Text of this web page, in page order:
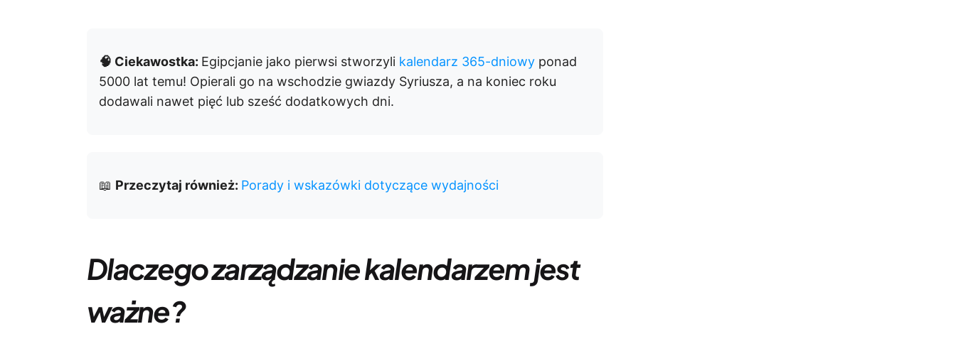
🧠 Ciekawostka: Egipcjanie jako pierwsi stworzyli kalendarz 365-dniowy ponad
5000 lat temu! Opierali go na wschodzie gwiazdy Syriusza, a na koniec roku
dodawali nawet pięć lub sześć dodatkowych dni.
📖 Przeczytaj również: Porady i wskazówki dotyczące wydajności
Dlaczego zarządzanie kalendarzem jest
ważne?